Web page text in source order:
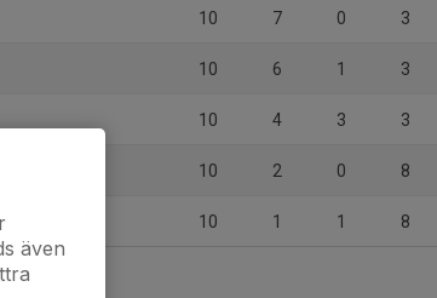
10 7 0 3
10 6 1 3
10 4 3 3
10 2 0 8
10 1 1 8
även